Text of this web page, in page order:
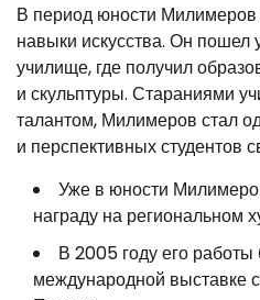
В период юности Милимеров
навыки искусства. Он пошел
училище, где получил
и скульптуры. Стараниями
талантом, Милимеров стал
и перспективных студентов
Уже в юности
награду на региональном
В 2005 году его
международной выставке